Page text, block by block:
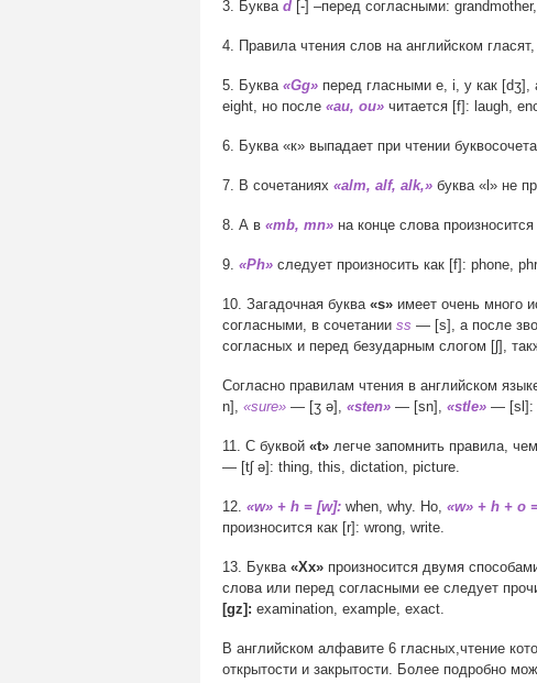
3. Буква d [-] –перед согласными:
4. Правила чтения слов на английском
5. Буква «Gg» перед гласными e, i, y как [dʒ],
eight, но после «au, ou» читается [f]: laugh,
6. Буква «к» выпадает при чтении
7. В сочетаниях «alm, alf, alk,» буква «l» не
8. А в «mb, mn» на конце слова
9. «Ph» следует произносить как [f]: phone,
10. Загадочная буква «s» имеет очень много
согласными, в сочетании ss — [s], а после
согласных и перед безударным слогом [ʃ],
Согласно правилам чтения в английском
n], «sure» — [ʒ ə], «sten» — [sn], «stle» — [sl]:
11. С буквой «t» легче запомнить правила,
— [tʃ ə]: thing, this, dictation, picture.
12. «w» + h = [w]: when, why. Но, «w» + h + o
произносится как [r]: wrong, write.
13. Буква «Хх» произносится двумя
слова или перед согласными ее следует
[gz]: examination, example, exact.
В английском алфавите 6 гласных,чтение
открытости и закрытости. Более подробно